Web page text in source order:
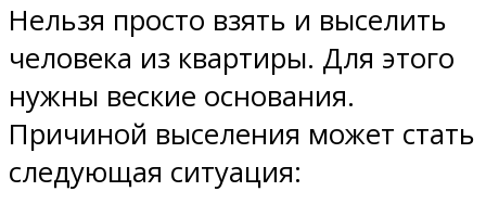
Нельзя просто взять и выселить
человека из квартиры. Для этого
нужны веские основания.
Причиной выселения может стать
следующая ситуация: